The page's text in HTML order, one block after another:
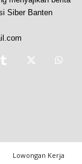
Siber Banten
Lowongan Kerja